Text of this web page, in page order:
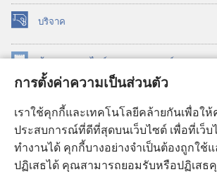
การตั้งค่าความเป็นส่วนตัว
เราใช้คุกกี้และเทคโนโลยีคล้ายกันเพื่อใ
ประสบการณ์ที่ดีที่สุดบนเว็บไซต์ เพื่อที่เว็บ
ทำงานได้ คุกกี้บางอย่างจำเป็นต้องถูกใช้
ปฏิเสธได้ คุณสามารถยอมรับหรือปฏิเสธคุ
บริจาค
(เปิด
หน้าต่าง
ใหม่) ห้องสมุดออนไลน์ของวอชเทาเวอร์
หน้าต่าง
®
หน้าต่าง
ใหม่) JW Library®
ห้องสมุดว็อชเทาเวอร์